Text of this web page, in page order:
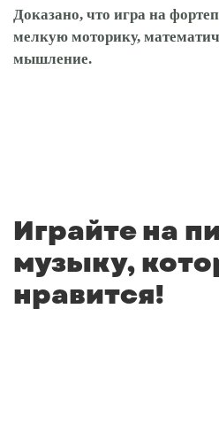
Доказано, что игра на
мелкую моторику,
мышление.
Играйте на
музыку,
нравится!